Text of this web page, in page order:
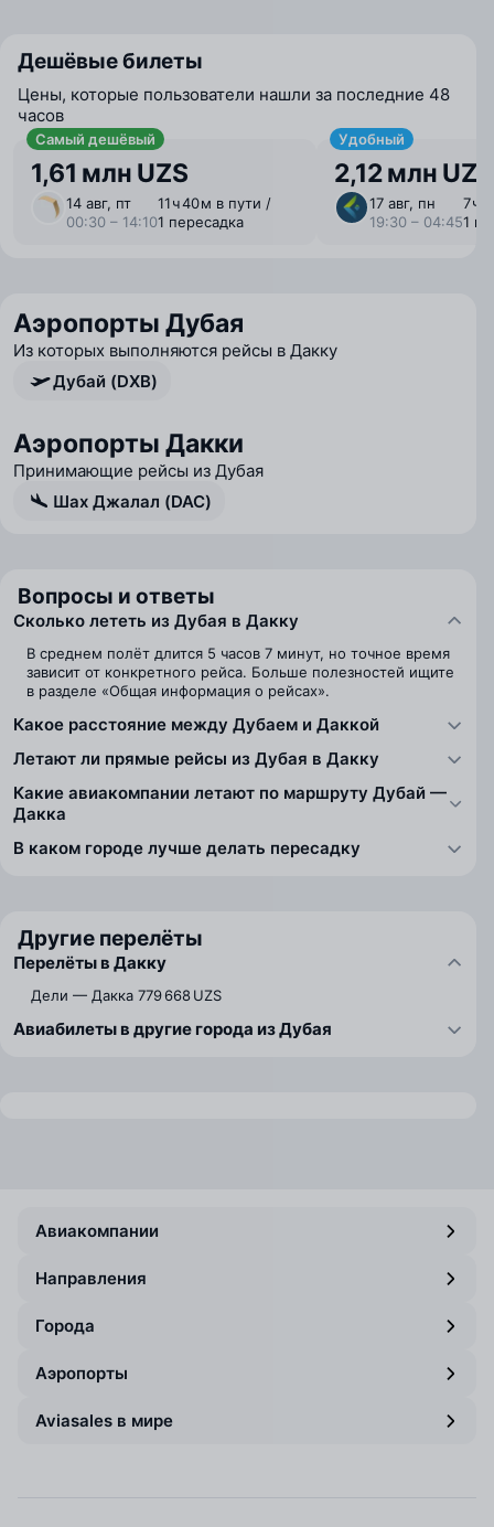
Дешёвые билеты
Цены, которые пользователи нашли за последние 48
часов
Самый дешёвый
1,61 млн UZS
14 авг, пт
00:30 – 14:10
11 ⁠ч 40 ⁠м в пути /
1 пересадка
Удобный
2,12 млн UZS
17 авг, пн
19:30 – 04:45
7 ⁠ч
1
Аэропорты Дубая
Из которых выполняются рейсы в Дакку
Дубай (DXB)
Аэропорты Дакки
Принимающие рейсы из Дубая
Шах Джалал (DAC)
Вопросы и ответы
Сколько лететь из Дубая в Дакку
В среднем полёт длится 5 часов 7 минут, но точное время
зависит от конкретного рейса. Больше полезностей ищите
в разделе «Общая информация о рейсах».
Какое расстояние между Дубаем и Даккой
Летают ли прямые рейсы из Дубая в Дакку
Какие авиакомпании летают по маршруту Дубай —
Дакка
В каком городе лучше делать пересадку
Другие перелёты
Перелёты в Дакку
Дели — Дакка 779 668 UZS
Авиабилеты в другие города из Дубая
Авиакомпании
Направления
Города
Аэропорты
Aviasales в мире